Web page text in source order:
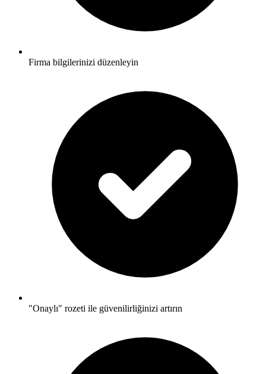
Firma bilgilerinizi düzenleyin
"Onaylı" rozeti ile güvenilirliğinizi artırın